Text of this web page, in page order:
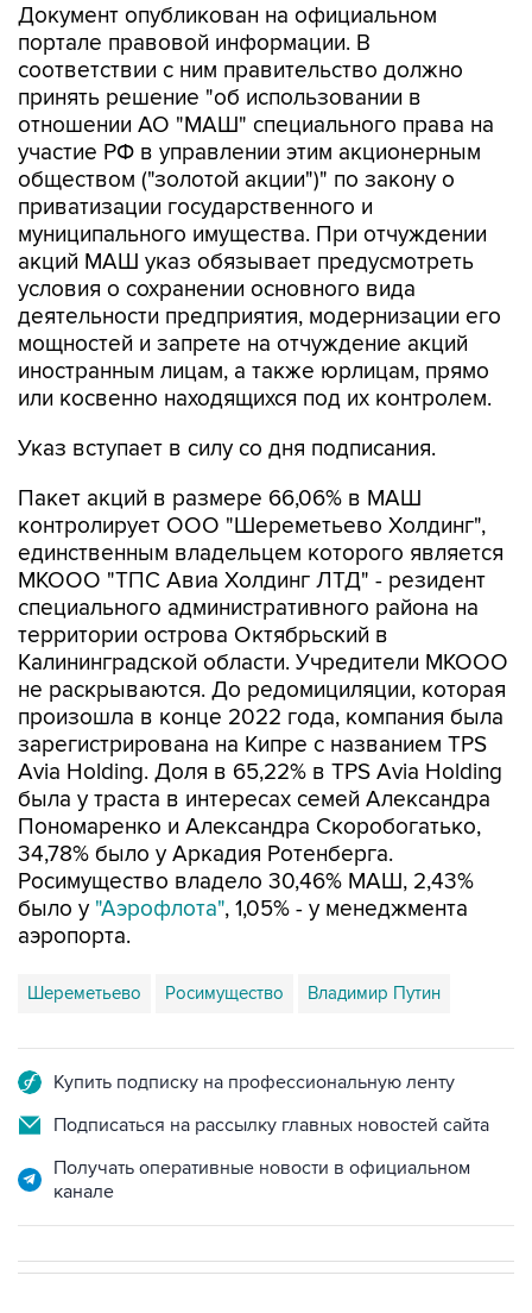
Документ опубликован на официальном
портале правовой информации. В
соответствии с ним правительство должно
принять решение "об использовании в
отношении АО "МАШ" специального права на
участие РФ в управлении этим акционерным
обществом ("золотой акции")" по закону о
приватизации государственного и
муниципального имущества. При отчуждении
акций МАШ указ обязывает предусмотреть
условия о сохранении основного вида
деятельности предприятия, модернизации его
мощностей и запрете на отчуждение акций
иностранным лицам, а также юрлицам, прямо
или косвенно находящихся под их контролем.
Указ вступает в силу со дня подписания.
Пакет акций в размере 66,06% в МАШ
контролирует ООО "Шереметьево Холдинг",
единственным владельцем которого является
МКООО "ТПС Авиа Холдинг ЛТД" - резидент
специального административного района на
территории острова Октябрьский в
Калининградской области. Учредители МКООО
не раскрываются. До редомициляции, которая
произошла в конце 2022 года, компания была
зарегистрирована на Кипре с названием TPS
Avia Holding. Доля в 65,22% в TPS Avia Holding
была у траста в интересах семей Александра
Пономаренко и Александра Скоробогатько,
34,78% было у Аркадия Ротенберга.
Росимущество владело 30,46% МАШ, 2,43%
было у "Аэрофлота", 1,05% - у менеджмента
аэропорта.
Шереметьево Росимущество Владимир Путин
Купить подписку на профессиональную ленту
Подписаться на рассылку главных новостей сайта
Получать оперативные новости в официальном
канале